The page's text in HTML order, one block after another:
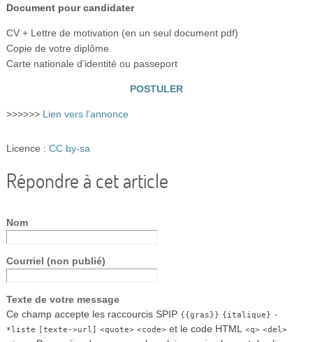
Document pour candidater
CV + Lettre de motivation (en un seul document pdf)
Copie de votre diplôme
Carte nationale d’identité ou passeport
POSTULER
>>>>>> Lien vers l’annonce
Licence : CC by-sa
Répondre à cet article
Nom
Courriel (non publié)
Texte de votre message
Ce champ accepte les raccourcis SPIP {{gras}} {italique} -
*liste [texte->url] <quote> <code>et le code HTML <q> <del>